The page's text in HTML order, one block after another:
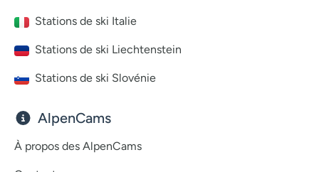
Stations de ski Italie
Stations de ski Liechtenstein
Stations de ski Slovénie
AlpenCams
À propos des AlpenCams